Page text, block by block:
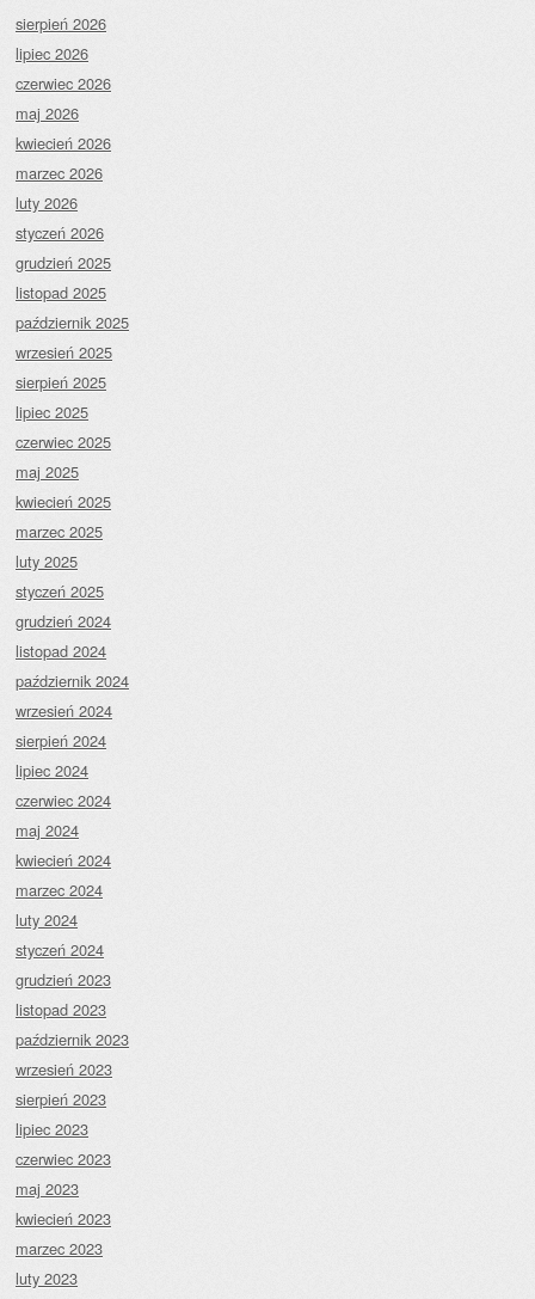
sierpień 2026
lipiec 2026
czerwiec 2026
maj 2026
kwiecień 2026
marzec 2026
luty 2026
styczeń 2026
grudzień 2025
listopad 2025
październik 2025
wrzesień 2025
sierpień 2025
lipiec 2025
czerwiec 2025
maj 2025
kwiecień 2025
marzec 2025
luty 2025
styczeń 2025
grudzień 2024
listopad 2024
październik 2024
wrzesień 2024
sierpień 2024
lipiec 2024
czerwiec 2024
maj 2024
kwiecień 2024
marzec 2024
luty 2024
styczeń 2024
grudzień 2023
listopad 2023
październik 2023
wrzesień 2023
sierpień 2023
lipiec 2023
czerwiec 2023
maj 2023
kwiecień 2023
marzec 2023
luty 2023